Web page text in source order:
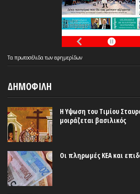
Τα πρωτοσέλιδατων εφημερίδων
ΔΗΜΟΦΙΛΗ
Η Υψωση του Τιμίου
μοιράζεται βασιλικός
Οι πληρωμές ΚΕΑ και